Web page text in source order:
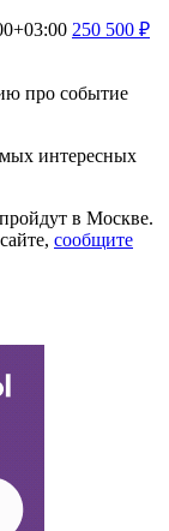
250 500 ₽
про событие
интересных
в Москве.
сообщите